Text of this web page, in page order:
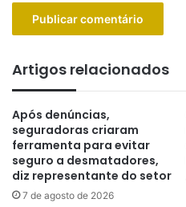
Artigos relacionados
Após denúncias,
seguradoras criaram
ferramenta para evitar
seguro a desmatadores,
diz representante do setor
7 de agosto de 2026